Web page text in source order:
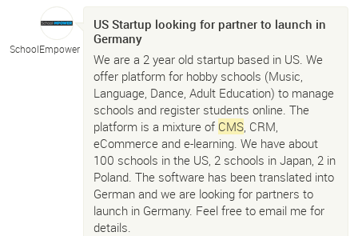
SchoolEmpower
US Startup looking for partner to launch in
Germany
We are a 2 year old startup based in US. We
offer platform for hobby schools (Music,
Language, Dance, Adult Education) to manage
schools and register students online. The
platform is a mixture of CMS, CRM,
eCommerce and e-learning. We have about
100 schools in the US, 2 schools in Japan, 2 in
Poland. The software has been translated into
German and we are looking for partners to
launch in Germany. Feel free to email me for
details.